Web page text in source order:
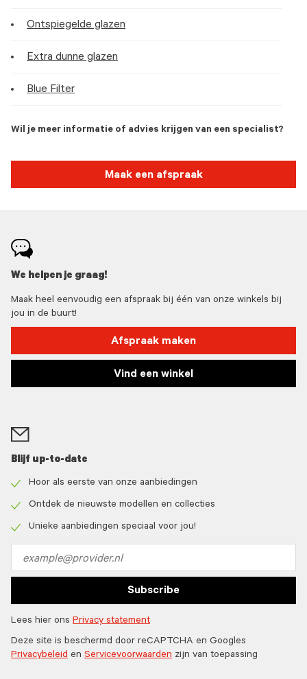
Ontspiegelde glazen
Extra dunne glazen
Blue Filter
Wil je meer informatie of advies krijgen van een specialist?
Maak een afspraak
We helpen je graag!
Maak heel eenvoudig een afspraak bij één van onze winkels bij
jou in de buurt!
Afspraak maken
Vind een winkel
Blijf up-to-date
icon
Hoor als eerste van onze aanbiedingen
icon
Ontdek de nieuwste modellen en collecties
Unieke aanbiedingen speciaal voor jou!
address
Subscribe
Lees hier ons Privacy statement
Deze site is beschermd door reCAPTCHA en Googles
Privacybeleid en Servicevoorwaarden zijn van toepassing